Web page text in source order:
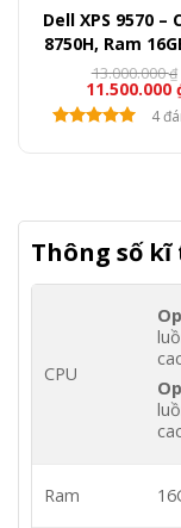
Dell XPS 9570 –
8750H, Ram
512GB, GTX
FullHD
11.500.000
13.000.000₫
4
Thông số
CPU
Ram